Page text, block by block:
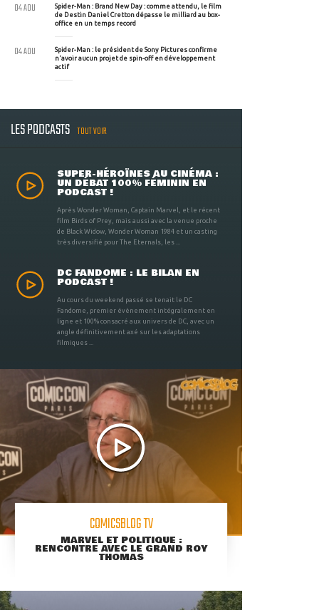
Spider-Man : Brand New Day : comme attendu, le film
de Destin Daniel Cretton dépasse le milliard au box-
office en un temps record
04 AOU
Spider-Man : le président de Sony Pictures confirme
n'avoir aucun projet de spin-off en développement
actif
04 AOU
LES PODCASTS TOUT VOIR
SUPER-HÉROÏNES AU CINÉMA :
UN DÉBAT 100% FÉMININ EN
PODCAST !
Après Wonder Woman, Captain Marvel, et le récent
film Birds of Prey, mais aussi avec la venue proche
de Black Widow, Wonder Woman 1984 et un casting
très diversifié pour The Eternals, les ...
DC FANDOME : LE BILAN EN
PODCAST !
Au cours du weekend passé se tenait le DC
Fandome, premier évènement intégralement en
ligne et 100% consacré aux univers de DC, avec un
angle définitivement axé sur les adaptations
filmiques ...
COMICSBLOG TV
MARVEL ET POLITIQUE :
RENCONTRE AVEC LE GRAND ROY
THOMAS